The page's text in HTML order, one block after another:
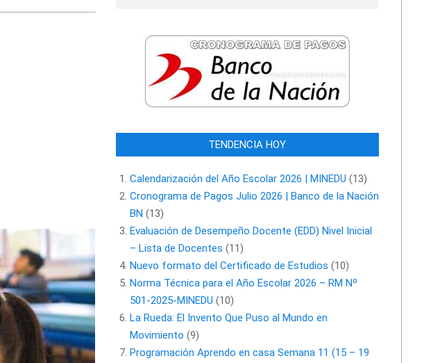
TENDENCIA HOY
Calendarización del Año Escolar 2026 | MINEDU (13)
Cronograma de Pagos Julio 2026 | Banco de la Nación
BN (13)
Evaluación de Desempeño Docente (EDD) Nivel Inicial
– Lista de Docentes (11)
Nuevo formato del Certificado de Estudios (10)
Norma Técnica para el Año Escolar 2026 – RM Nº
501-2025-MINEDU (10)
La Rueda: El Invento Que Puso al Mundo en
Movimiento (9)
Programación Aprendo en casa Semana 11 (15 – 19